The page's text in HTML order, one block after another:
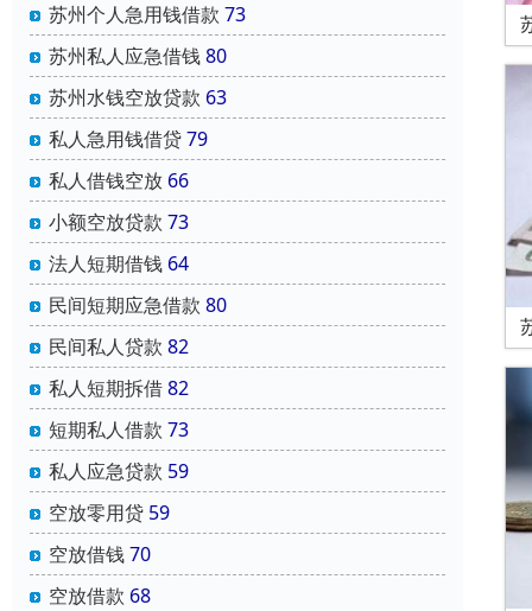
苏州个人急用钱借款 73
苏州私人应急借钱80
苏州水钱空放贷款 63
私人急用钱借贷79
私人借钱空放 66
小额空放贷款 73
法人短期借钱 64
民间短期应急借款 80
民间私人贷款 82
私人短期拆借82
短期私人借款 73
私人应急贷款 59
空放零用贷 59
空放借钱70
空放借款 68